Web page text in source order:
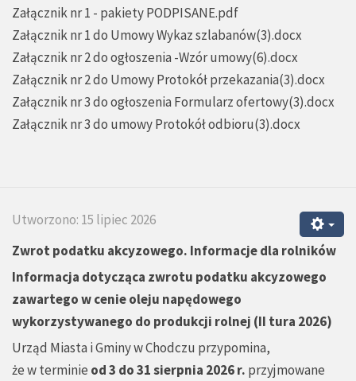
Załącznik nr 1 - pakiety PODPISANE.pdf
Załącznik nr 1 do Umowy Wykaz szlabanów(3).docx
Załącznik nr 2 do ogłoszenia -Wzór umowy(6).docx
Załącznik nr 2 do Umowy Protokół przekazania(3).docx
Załącznik nr 3 do ogłoszenia Formularz ofertowy(3).docx
Załącznik nr 3 do umowy Protokół odbioru(3).docx
Utworzono: 15 lipiec 2026
Zwrot podatku akcyzowego. Informacje dla rolników
Informacja dotycząca zwrotu podatku akcyzowego
zawartego w cenie oleju napędowego
wykorzystywanego do produkcji rolnej (II tura 2026)
Urząd Miasta i Gminy w Chodczu przypomina,
że w terminie od 3 do 31 sierpnia 2026 r. przyjmowane